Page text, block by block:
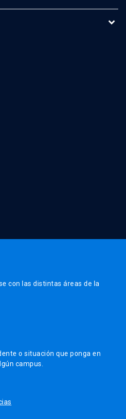
con las distintas áreas de la
o situación que ponga en
campus.